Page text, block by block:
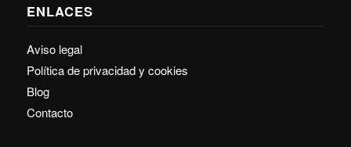
ENLACES
Aviso legal
Política de privacidad y cookies
Blog
Contacto